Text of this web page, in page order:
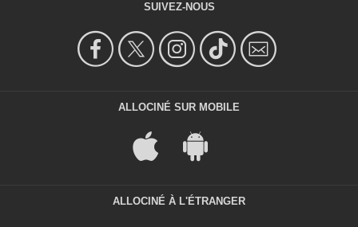
SUIVEZ-NOUS
ALLOCINÉ SUR MOBILE
ALLOCINÉ À L'ÉTRANGER